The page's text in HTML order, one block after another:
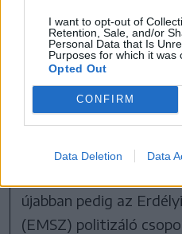
I want to opt-out of
Retention, Sale, and/or
Personal Data that Is
Purposes for which it was
Opted Out
CONFIRM
Data Deletion Data
szerepet játszott Bihar
közéletének
Mint arról a Krónika is
Nagyváradon és Bihar
évekre visszanyúló
feszülnek a Tőkés
újabban pedig az
(EMSZ) politizáló